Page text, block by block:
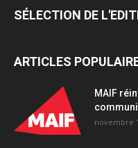
SÉLECTION DE
ARTICLES
MAIF
novembre